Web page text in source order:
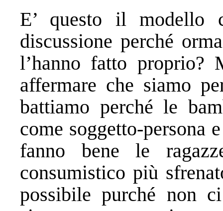
E’ questo il modello
discussione perché
l’hanno fatto proprio?
affermare che siamo
battiamo perché le
come soggetto-persona
fanno bene le
consumistico più
possibile purché non